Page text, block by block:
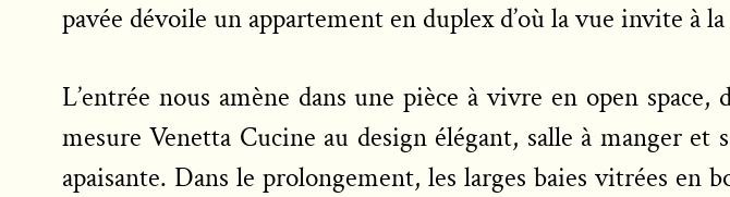
pavée dévoile un appartement en duplex d’où la vue invite à
L’entrée nous amène dans une pièce à vivre en open
mesure Venetta Cucine au design élégant, salle à manger et
apaisante. Dans le prolongement, les larges baies vitrées en